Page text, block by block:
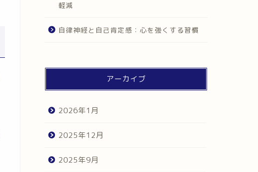
軽減
自律神経と自己肯定感：心を強くする習慣
アーカイブ
2026年1月
2025年12月
2025年9月